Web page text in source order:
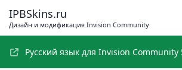
IPBSkins.ru
Дизайн и модификация Invision Community
Русский язык для Invision Community